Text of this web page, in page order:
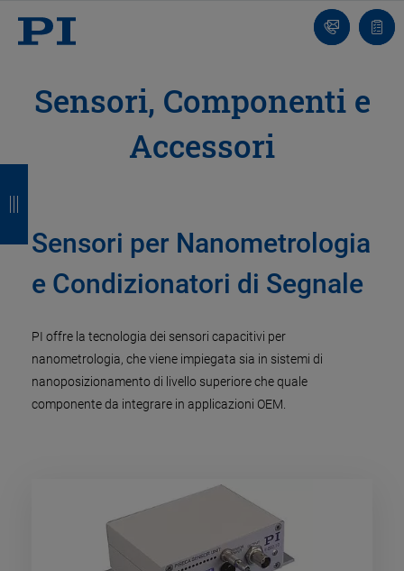
Contatto
Sensori, Componenti e
Accessori
Sensori per Nanometrologia
e Condizionatori di Segnale
PI offre la tecnologia dei sensori capacitivi per
nanometrologia, che viene impiegata sia in sistemi di
nanoposizionamento di livello superiore che quale
componente da integrare in applicazioni OEM.
d
t
r
o
d
t
r
o
d
t
r
o
d
t
r
o